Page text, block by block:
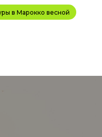
в Марокко весной